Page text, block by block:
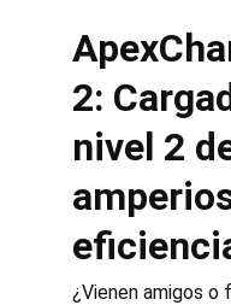
2:
nivel 2
¿Vienen amigos o